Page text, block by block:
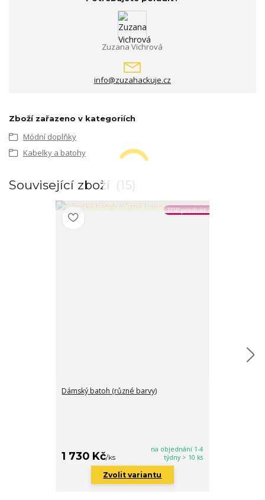
Zuzana Vichrová
info@zuzahackuje.cz
Zboží zařazeno v kategoriích
Módní doplňky
Kabelky a batohy
Související zboží 15
TOP produkt
Dámský batoh (různé barvy)
1 730 Kč/ks
na objednání 1-4
týdny > 10 ks
Zvolit variantu